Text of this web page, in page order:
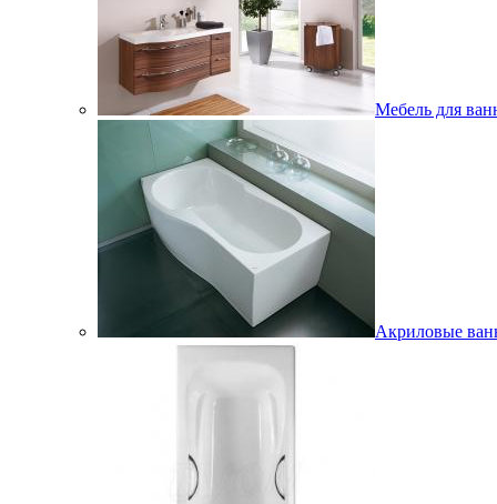
Мебель для
Акриловые